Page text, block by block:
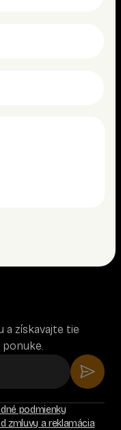
a získavajte tie
ponuke.
podmienky
zmluvy a reklamácia